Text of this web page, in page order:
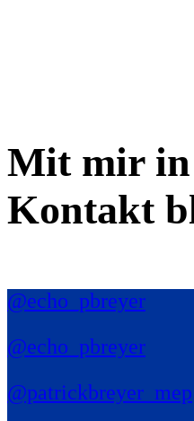
Mit mir in
Kontakt
@echo_pbreyer
@echo_pbreyer
@patrickbreyer_mep